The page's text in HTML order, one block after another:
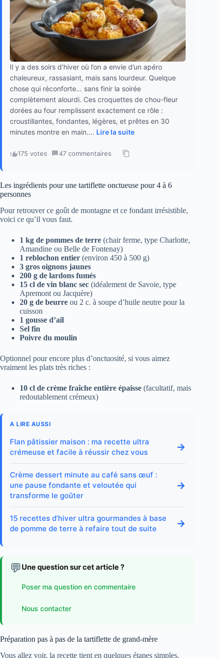
Il y a des soirs d’hiver où l’on a envie d’un apéro
chaleureux, rassasiant, mais sans lourdeur. Quelque
chose qui réconforte… sans finir la soirée
complètement alourdi. Ces croquettes de chou-fleur
dorées au four remplissent exactement ce rôle :
croustillantes, fondantes, légères, et prêtes en 30
minutes montre en main.... Lire la suite
175 votes · 47 commentaires ·
Les ingrédients pour une tartiflette onctueuse pour 4 à 6
personnes
Pour retrouver ce goût de montagne et ce fondant irrésistible,
voici ce qu’il vous faut.
1 kg de pommes de terre (chair ferme, type Charlotte,
Amandine ou Belle de Fontenay)
1 reblochon entier (environ 450 à 500 g)
3 gros oignons jaunes
200 g de lardons fumés
15 cl de vin blanc sec (idéalement de Savoie, type
Apremont ou Jacquère)
20 g de beurre ou 2 c. à soupe d’huile neutre pour la
cuisson
1 gousse d’ail
Sel fin
Poivre du moulin
Optionnel pour encore plus d’onctuosité, si vous aimez
vraiment les plats très riches :
10 cl de crème fraîche entière épaisse (facultatif, mais
redoutablement crémeux)
A LIRE AUSSI
Flan pâtissier maison : ma recette ultra
crémeuse et facile à réussir chez vous
→
Crème dessert minute au café sans œuf :
une pause fondante et veloutée qui
transforme le goûter
→
15 recettes d’hiver ultra gourmandes à base
de pomme de terre à refaire tout de suite
→
💬 Une question sur cet article ?
Poser ma question en commentaire
Nous contacter
Préparation pas à pas de la tartiflette de grand-mère
Vous allez voir, la recette tient en quelques étapes simples.